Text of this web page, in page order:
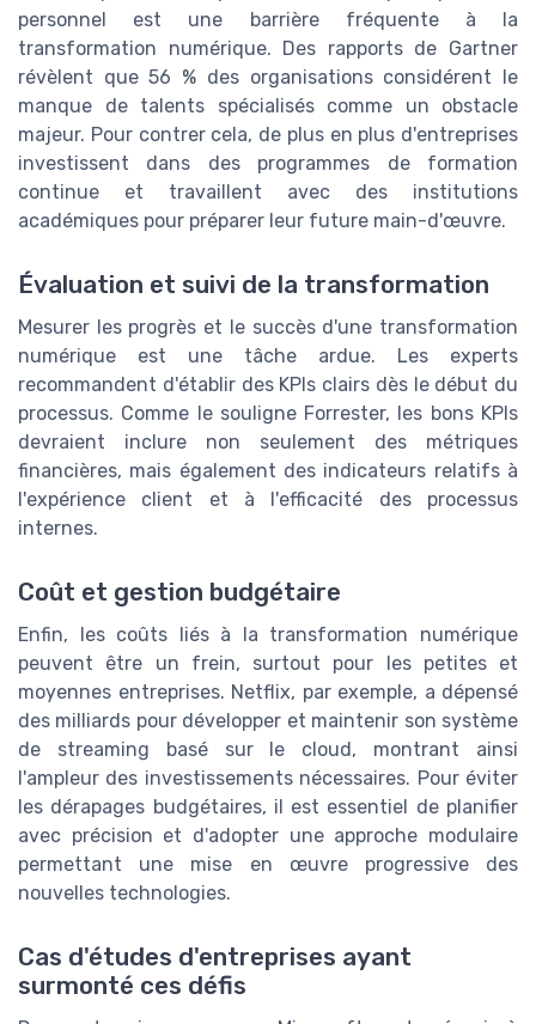
personnel est une barrière fréquente à la
transformation numérique. Des rapports de Gartner
révèlent que 56 % des organisations considérent le
manque de talents spécialisés comme un obstacle
majeur. Pour contrer cela, de plus en plus d'entreprises
investissent dans des programmes de formation
continue et travaillent avec des institutions
académiques pour préparer leur future main-d'œuvre.
Évaluation et suivi de la transformation
Mesurer les progrès et le succès d'une transformation
numérique est une tâche ardue. Les experts
recommandent d'établir des KPIs clairs dès le début du
processus. Comme le souligne Forrester, les bons KPIs
devraient inclure non seulement des métriques
financières, mais également des indicateurs relatifs à
l'expérience client et à l'efficacité des processus
internes.
Coût et gestion budgétaire
Enfin, les coûts liés à la transformation numérique
peuvent être un frein, surtout pour les petites et
moyennes entreprises. Netflix, par exemple, a dépensé
des milliards pour développer et maintenir son système
de streaming basé sur le cloud, montrant ainsi
l'ampleur des investissements nécessaires. Pour éviter
les dérapages budgétaires, il est essentiel de planifier
avec précision et d'adopter une approche modulaire
permettant une mise en œuvre progressive des
nouvelles technologies.
Cas d'études d'entreprises ayant
surmonté ces défis